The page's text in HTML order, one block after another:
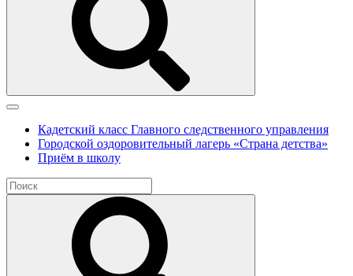
Кадетский класс Главного следственного управления
Городской оздоровительный лагерь «Страна детства»
Приём в школу